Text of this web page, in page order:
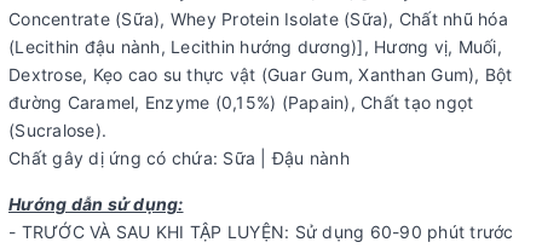
Concentrate (Sữa), Whey Protein Isolate (Sữa), Chất nhũ hóa
(Lecithin đậu nành, Lecithin hướng dương)], Hương vị, Muối,
Dextrose, Kẹo cao su thực vật (Guar Gum, Xanthan Gum), Bột
đường Caramel, Enzyme (0,15%) (Papain), Chất tạo ngọt
(Sucralose).
Chất gây dị ứng có chứa: Sữa | Đậu nành
Hướng dẫn sử dụng:
- TRƯỚC VÀ SAU KHI TẬP LUYỆN: Sử dụng 60-90 phút trước